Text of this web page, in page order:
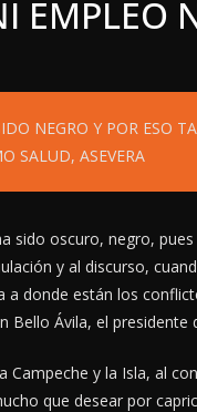
EMPLEO
NEGRO Y POR ESO
SALUD, ASEVERA
sido oscuro, negro,
y al discurso,
a donde están los
Bello Ávila, el
Campeche y la Isla, al
que desear por